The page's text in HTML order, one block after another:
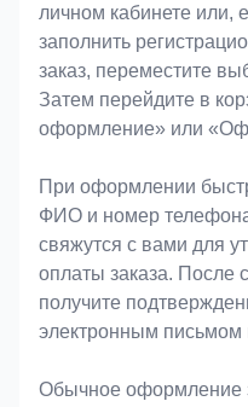
личном кабинете или,
заполнить
заказ, переместите
Затем перейдите в
оформление» или
При оформлении
ФИО и номер
свяжутся с вами для
оплаты заказа. После
получите
электронным
Обычное оформление